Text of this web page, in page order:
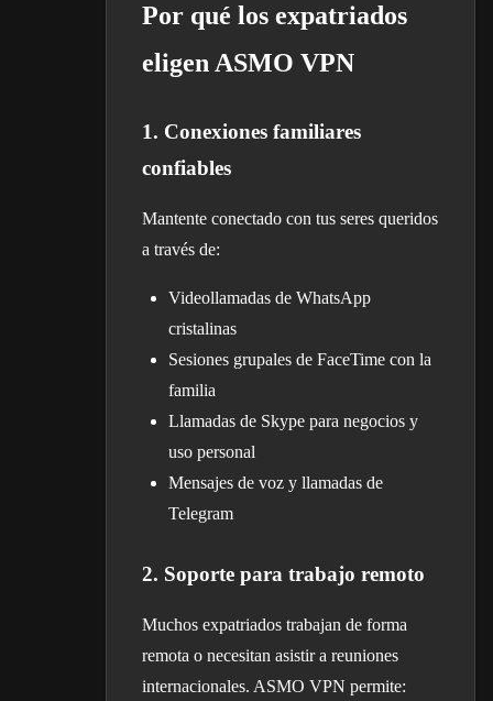
Por qué los expatriados
eligen ASMO VPN
1. Conexiones familiares
confiables
Mantente conectado con tus seres queridos
a través de:
Videollamadas de WhatsApp
cristalinas
Sesiones grupales de FaceTime con la
familia
Llamadas de Skype para negocios y
uso personal
Mensajes de voz y llamadas de
Telegram
2. Soporte para trabajo remoto
Muchos expatriados trabajan de forma
remota o necesitan asistir a reuniones
internacionales. ASMO VPN permite: